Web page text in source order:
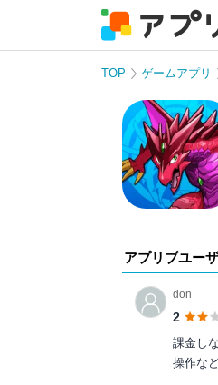
TOP ゲームアプリ
アプリブユー
don
2
課金し
操作な